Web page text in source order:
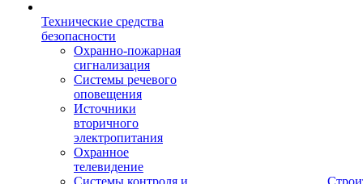
Технические средства
безопасности
Охранно-пожарная
сигнализация
Системы речевого
оповещения
Источники
вторичного
электропитания
Охранное
телевидение
Системы контроля и